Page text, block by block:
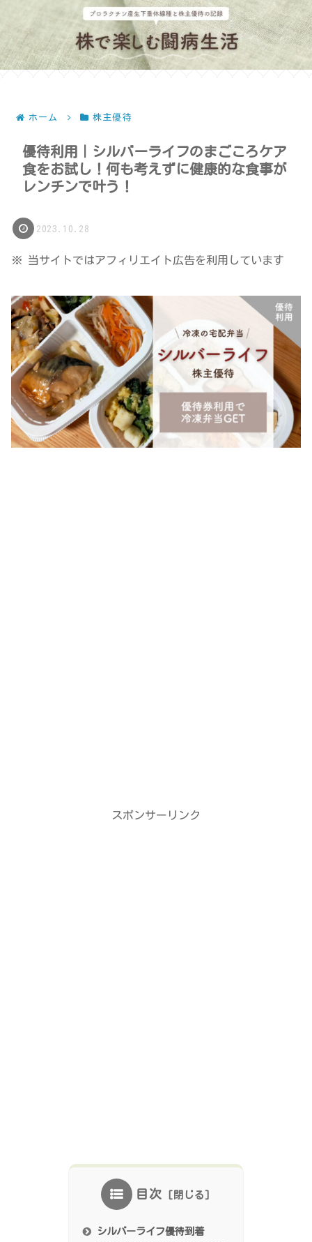
ホーム 株主優待
優待利用｜シルバーライフのまごころケア
食をお試し！何も考えずに健康的な食事が
レンチンで叶う！
2023.10.28
※ 当サイトではアフィリエイト広告を利用しています
スポンサーリンク
目次
シルバーライフ優待到着